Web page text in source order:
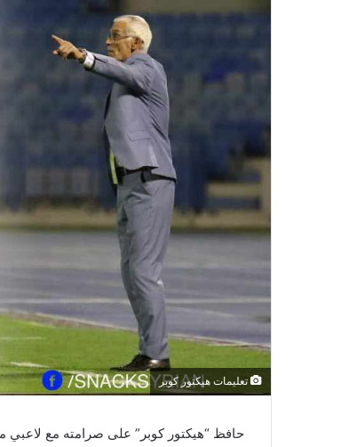
تعليمات هيكتور كوبر
حافظ “هيكتور كوبر” على صرامته مع لاعبي